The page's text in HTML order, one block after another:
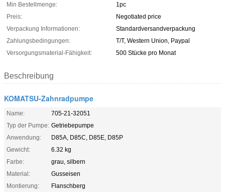
Min Bestellmenge:
1pc
Preis:
Negotiated price
Verpackung Informationen:
Standardversandverpackung
Zahlungsbedingungen:
T/T, Western Union, Paypal
Versorgungsmaterial-Fähigkeit:
500 Stücke pro Monat
Beschreibung
KOMATSU-Zahnradpumpe
Name:
705-21-32051
Typ der Pumpe: Getriebepumpe
Anwendung:
D85A, D85C, D85E, D85P
Gewicht:
6.32 kg
Farbe:
grau, silbern
Material:
Gusseisen
Montierung:
Flanschberg